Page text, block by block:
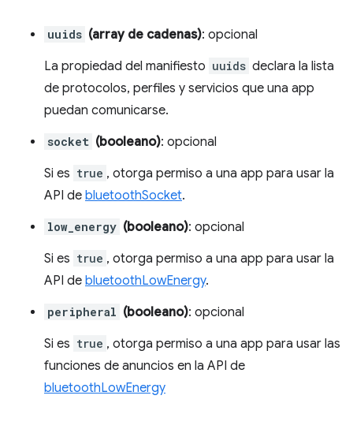
uuids (array de cadenas): opcional
La propiedad del manifiesto uuids declara la lista
de protocolos, perfiles y servicios que una app
puedan comunicarse.
socket (booleano): opcional
Si es true , otorga permiso a una app para usar la
API de bluetoothSocket.
low_energy (booleano): opcional
Si es true , otorga permiso a una app para usar la
API de bluetoothLowEnergy.
peripheral (booleano): opcional
Si es true , otorga permiso a una app para usar las
funciones de anuncios en la API de
bluetoothLowEnergy